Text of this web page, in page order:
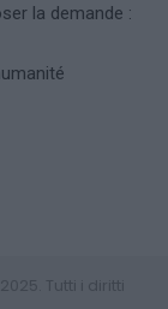
la demande :